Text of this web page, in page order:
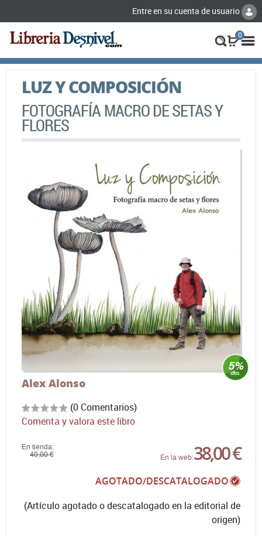
Entre en su cuenta de usuario
0
LUZ Y COMPOSICIÓN
FOTOGRAFÍA MACRO DE SETAS Y
FLORES
Alex Alonso
(0 Comentarios)
Comenta y valora este libro
En tienda:
40,00 €
En la web:38,00 €
AGOTADO/DESCATALOGADO
(Artículo agotado o descatalogado en la editorial de
origen)